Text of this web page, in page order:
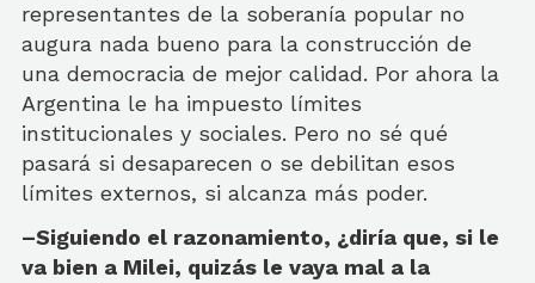
representantes de la soberanía popular no
augura nada bueno para la construcción de
una democracia de mejor calidad. Por ahora la
Argentina le ha impuesto límites
institucionales y sociales. Pero no sé qué
pasará si desaparecen o se debilitan esos
límites externos, si alcanza más poder.
–Siguiendo el razonamiento, ¿diría que, si le
va bien a Milei, quizás le vaya mal a la